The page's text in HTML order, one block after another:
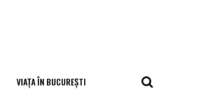
VIAȚA ÎN BUCUREȘTI